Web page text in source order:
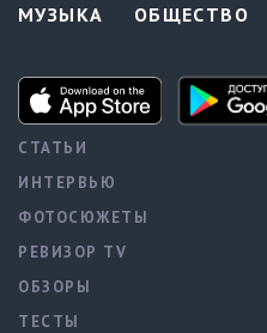
МУЗЫКА
ОБЩЕСТВО
СТАТЬИ
ИНТЕРВЬЮ
ФОТОСЮЖЕТЫ
РЕВИЗОР TV
ОБЗОРЫ
ТЕСТЫ